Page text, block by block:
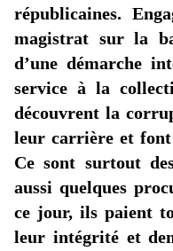
républicaines.
magistrat sur la
d’une démarche
service à la
découvrent la
leur carrière et
Ce sont surtout
aussi quelques
ce jour, ils paient
leur intégrité et